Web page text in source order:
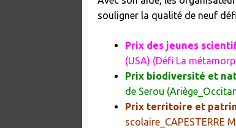
souligner la qualité de neuf
Prix des jeunes
(USA) (Défi La
Prix biodiversité et
de Serou
Prix territoire et
scolaire_CAPESTERRE